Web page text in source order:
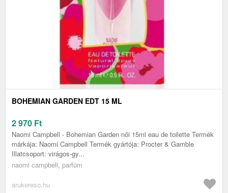
BOHEMIAN GARDEN EDT 15 ML
2 970 Ft
Naomi Campbell - Bohemian Garden női 15ml eau de toilette Termék
márkája: Naomi Campbell Termék gyártója: Procter & Gamble
Illatcsoport: virágos-gy...
naomi campbell, parfüm
arukereso.hu